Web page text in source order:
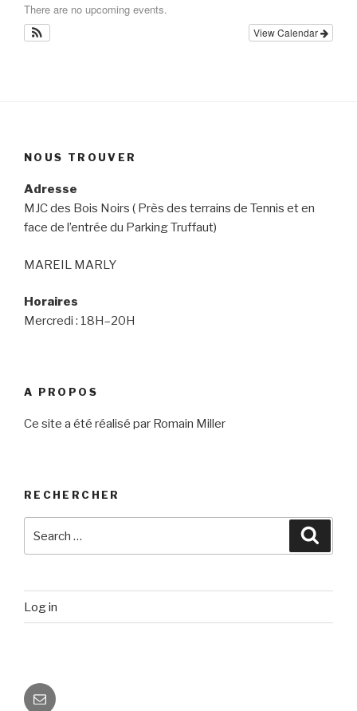
There are no upcoming events.
View Calendar
NOUS TROUVER
Adresse
MJC des Bois Noirs ( Près des terrains de Tennis et en
face de l’entrée du Parking Truffaut)
MAREIL MARLY
Horaires
Mercredi : 18H–20H
A PROPOS
Ce site a été réalisé par Romain Miller
RECHERCHER
for:
Log in
Email